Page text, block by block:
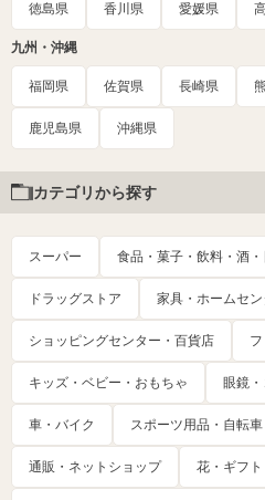
徳島県 香川県 愛媛県
九州・沖縄
福岡県 佐賀県 長崎県
鹿児島県 沖縄県
カテゴリから探す
スーパー 食品・菓子・飲料・酒
ドラッグストア 家具・ホームセン
ショッピングセンター・百貨店
キッズ・ベビー・おもちゃ 眼鏡
車・バイク スポーツ用品・自転車
通販・ネットショップ 花・ギフ